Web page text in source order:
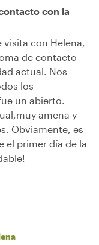
con la
con Helena,
de contacto
actual. Nos
los
un abierto.
amena y
Obviamente, es
el primer día de la